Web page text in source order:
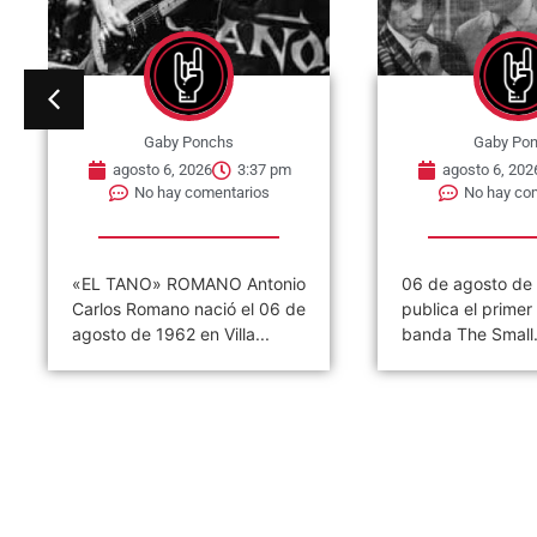
Gaby Ponchs
agosto 6, 2026
3:32 pm
No hay comentarios
06 de agosto de 1965, se
publica el primer single de la
banda The Small...
Gaby
agosto 6,
No hay
06 de agosto de
Ramones ofrece
concierto. Tal